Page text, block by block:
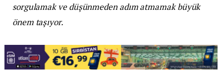
sorgulamak ve düşünmeden adım atmamak büyük
önem taşıyor.